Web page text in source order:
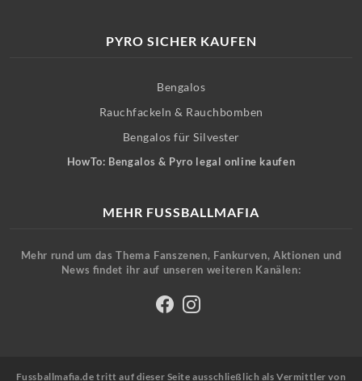
PYRO SICHER KAUFEN
Bengalos
Rauchfackeln & Rauchbomben
Bengalos für Silvester
HowTo: Bengalos & Pyro legal online kaufen
MEHR FUSSBALLMAFIA
Mehr rund um das Thema Fanszenen, Fankurven, Aktionen und
News findet ihr auf unseren weiteren Kanälen:
Fussballmafia.de tritt auf dieser Seite ausschließlich als Vermittler von